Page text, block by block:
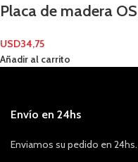
Placa de madera
USD34,75
Añadir al carrito
Envío en 24hs
Enviamos su pedido en 24hs.